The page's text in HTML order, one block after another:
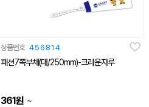
상품번호 456814
패션7쪽부채(대/250mm)-크라운자루
361원 ~